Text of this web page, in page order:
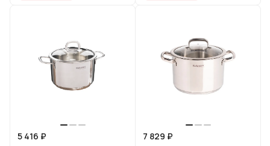
5 416 ₽
7 829 ₽